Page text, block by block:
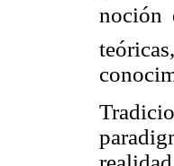
noción